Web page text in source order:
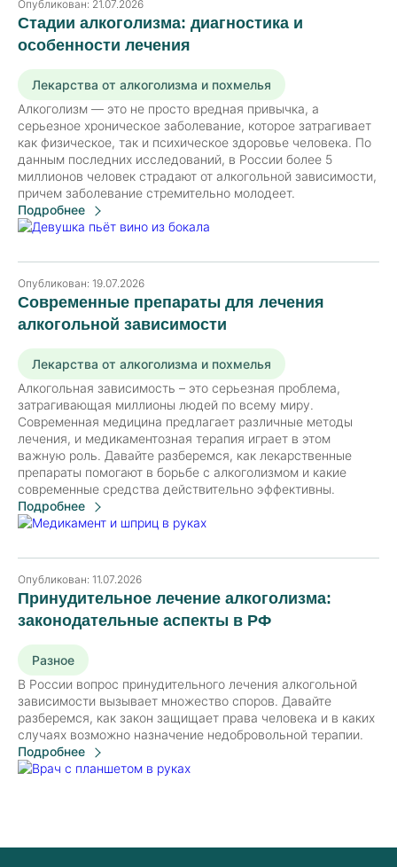
Стадии алкоголизма: диагностика и
особенности лечения
Опубликован: 21.07.2026
Лекарства от алкоголизма и похмелья
Алкоголизм — это не просто вредная привычка, а
серьезное хроническое заболевание, которое затрагивает
как физическое, так и психическое здоровье человека. По
данным последних исследований, в России более 5
миллионов человек страдают от алкогольной зависимости,
причем заболевание стремительно молодеет.
Подробнее
Современные препараты для лечения
алкогольной зависимости
Опубликован: 19.07.2026
Лекарства от алкоголизма и похмелья
Алкогольная зависимость – это серьезная проблема,
затрагивающая миллионы людей по всему миру.
Современная медицина предлагает различные методы
лечения, и медикаментозная терапия играет в этом
важную роль. Давайте разберемся, как лекарственные
препараты помогают в борьбе с алкоголизмом и какие
современные средства действительно эффективны.
Подробнее
Принудительное лечение алкоголизма:
законодательные аспекты в РФ
Опубликован: 11.07.2026
Разное
В России вопрос принудительного лечения алкогольной
зависимости вызывает множество споров. Давайте
разберемся, как закон защищает права человека и в каких
случаях возможно назначение недобровольной терапии.
Подробнее